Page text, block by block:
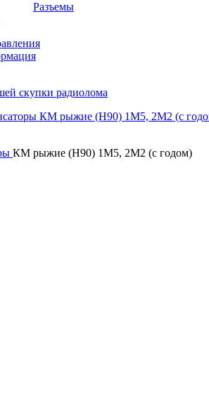
Разъемы
скупки радиолома
КМ рыжие (Н90) 1М5, 2М2 (с годом)